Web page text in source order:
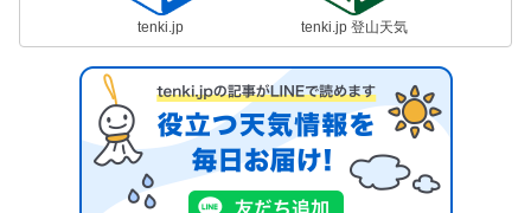
tenki.jp tenki.jp 登山天気